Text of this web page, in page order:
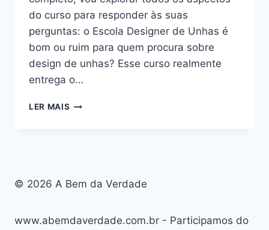
do curso para responder às suas
perguntas: o Escola Designer de Unhas é
bom ou ruim para quem procura sobre
design de unhas? Esse curso realmente
entrega o…
LER MAIS ESCOLA
RUIM?
CURSO
© 2026 A Bem da Verdade
www.abemdaverdade.com.br - Participamos do